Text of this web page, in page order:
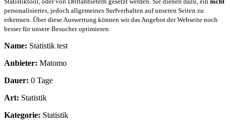
personalisiertes, jedoch allgemeines Surfverhalten auf unseren Seiten zu
erkennen. Über diese Auswertung können wir das Angebot der Webseite noch
besser für unsere Besucher optimieren.
Name: Statistik test
Anbieter: Matomo
Dauer: 0 Tage
Art: Statistik
Kategorie: Statistik